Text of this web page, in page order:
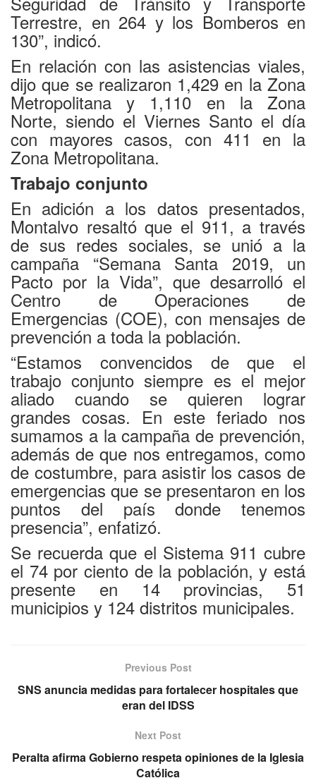
Terrestre, en 264 y los Bomberos en
130”, indicó.
En relación con las asistencias viales,
dijo que se realizaron 1,429 en la Zona
Metropolitana y 1,110 en la Zona
Norte, siendo el Viernes Santo el día
con mayores casos, con 411 en la
Zona Metropolitana.
Trabajo conjunto
En adición a los datos presentados,
Montalvo resaltó que el 911, a través
de sus redes sociales, se unió a la
campaña “Semana Santa 2019, un
Pacto por la Vida”, que desarrolló el
Centro de Operaciones de
Emergencias (COE), con mensajes de
prevención a toda la población.
“Estamos convencidos de que el
trabajo conjunto siempre es el mejor
aliado cuando se quieren lograr
grandes cosas. En este feriado nos
sumamos a la campaña de prevención,
además de que nos entregamos, como
de costumbre, para asistir los casos de
emergencias que se presentaron en los
puntos del país donde tenemos
presencia”, enfatizó.
Se recuerda que el Sistema 911 cubre
el 74 por ciento de la población, y está
presente en 14 provincias, 51
municipios y 124 distritos municipales.
Previous Post
SNS anuncia medidas para fortalecer hospitales que
eran del IDSS
Next Post
Peralta afirma Gobierno respeta opiniones de la Iglesia
Católica